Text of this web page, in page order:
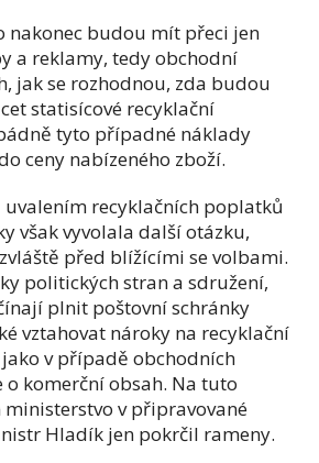
nakonec budou mít přeci jen
a reklamy, tedy obchodní
jak se rozhodnou, zda budou
statisícové recyklační
tyto případné náklady
ceny nabízeného zboží.
uvalením recyklačních poplatků
však vyvolala další otázku,
před blížícími se volbami.
politických stran a sdružení,
plnit poštovní schránky
vztahovat nároky na recyklační
v případě obchodních
o komerční obsah. Na tuto
v připravované
Hladík jen pokrčil rameny.